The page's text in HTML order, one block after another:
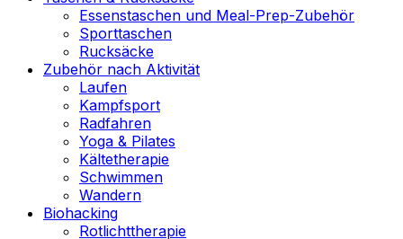
Essenstaschen und Meal-Prep-Zubehör
Sporttaschen
Rucksäcke
Zubehör nach Aktivität
Laufen
Kampfsport
Radfahren
Yoga & Pilates
Kältetherapie
Schwimmen
Wandern
Biohacking
Rotlichttherapie